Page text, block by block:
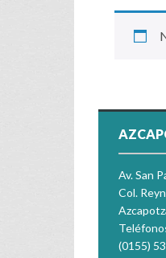
Av. San
Col.
(0155)